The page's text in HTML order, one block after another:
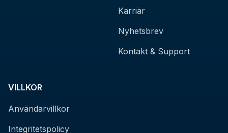
Karriär
Nyhetsbrev
Kontakt & Support
VILLKOR
Användarvillkor
Integritetspolicy